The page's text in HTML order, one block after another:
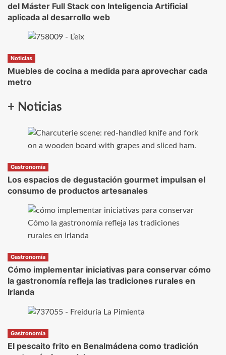
del Máster Full Stack con Inteligencia Artificial
aplicada al desarrollo web
Noticias
Muebles de cocina a medida para aprovechar cada
metro
+ Noticias
Gastronomía
Los espacios de degustación gourmet impulsan el
consumo de productos artesanales
Gastronomía
Cómo implementar iniciativas para conservar cómo
la gastronomía refleja las tradiciones rurales en
Irlanda
Gastronomía
El pescaito frito en Benalmádena como tradición